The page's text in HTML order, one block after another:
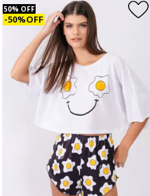
50% OFF
50% OFF